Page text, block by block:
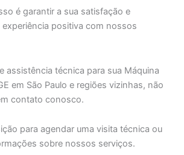
é garantir a sua satisfação e
positiva com nossos
assistência técnica para sua Máquina
em São Paulo e regiões vizinhas, não
contato conosco.
para agendar uma visita técnica ou
sobre nossos serviços.